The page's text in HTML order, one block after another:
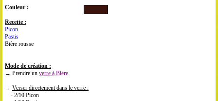
Couleur :
Recette :
Picon
Pastis
Bière rousse
Mode de création :
→ Prendre un verre à Bière.
→ Verser directement dans le verre :
- 2/10 Picon